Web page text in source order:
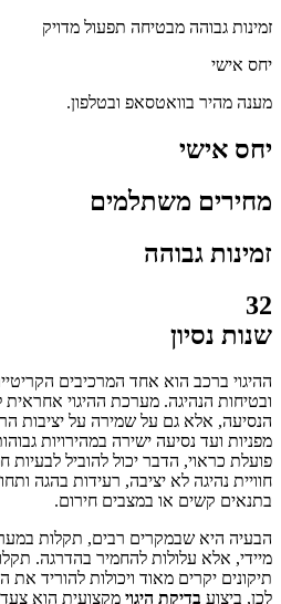
זמינות גבוהה מבטיחה תפעול מדויק
יחס אישי
מענה מהיר בוואטסאפ ובטלפון.
יחס אישי
מחירים משתלמים
זמינות גבוהה
32
שנות נסיון
ההיגוי ברכב הוא אחד המרכיבים
ובטיחות הנהיגה. מערכת ההיגוי אחראית
הנסיעה, אלא גם על שמירה על יציבות
מפניות ועד נסיעה ישירה במהירויות
פועלת כראוי, הדבר יכול להוביל לבעיות
חוויית נהיגה לא יציבה, רעידות בהגה
בתנאים קשים או במצבים חירום.
הבעיה היא שבמקרים רבים, תקלות
מיידי, אלא עלולות להחמיר בהדרגה.
תיקונים יקרים מאוד ויכולות להוריד
לכן, ביצוע בדיקת היגוי מקצועית הוא